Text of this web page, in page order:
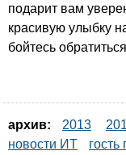
подарит вам
красивую улыбку
бойтесь
архив: 2013
новости ИТ